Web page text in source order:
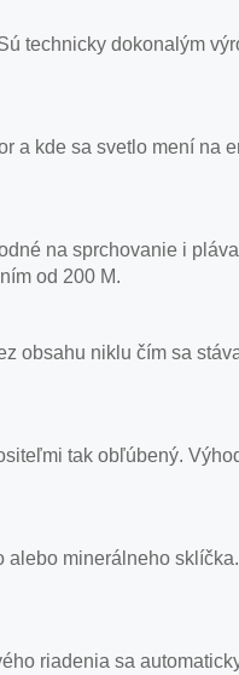
technicky dokonalým
kde sa svetlo mení na
na sprchovanie i
od 200 M.
obsahu niklu čím sa
tak obľúbený.
minerálneho
riadenia sa